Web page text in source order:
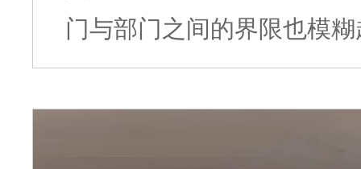
门与部门之间的界限也模
主选择适合自己的办公环